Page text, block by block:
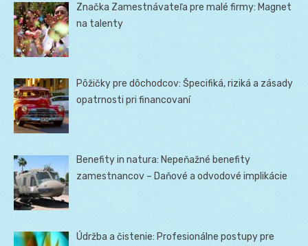
Značka Zamestnávateľa pre malé firmy: Magnet
na talenty
Pôžičky pre dôchodcov: Špecifiká, riziká a zásady
opatrnosti pri financovaní
Benefity in natura: Nepeňažné benefity
zamestnancov – Daňové a odvodové implikácie
Údržba a čistenie: Profesionálne postupy pre